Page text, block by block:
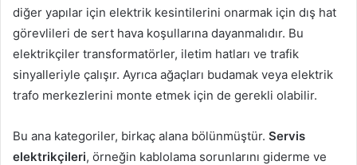
diğer yapılar için elektrik kesintilerini onarmak için dış hat
görevlileri de sert hava koşullarına dayanmalıdır. Bu
elektrikçiler transformatörler, iletim hatları ve trafik
sinyalleriyle çalışır. Ayrıca ağaçları budamak veya elektrik
trafo merkezlerini monte etmek için de gerekli olabilir.
Bu ana kategoriler, birkaç alana bölünmüştür. Servis
elektrikçileri, örneğin kablolama sorunlarını giderme ve